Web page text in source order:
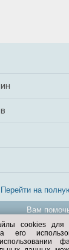
Перейти на
Вам
© Exist.ru
cookies для
его